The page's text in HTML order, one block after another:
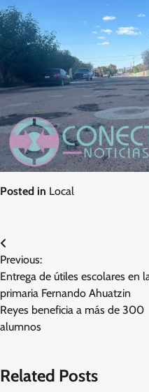
Posted in Local
Navegación
de
entradas
Previous:
Entrega de útiles escolares en
primaria Fernando Ahuatzin
Reyes beneficia a más de 300
alumnos
Related Posts